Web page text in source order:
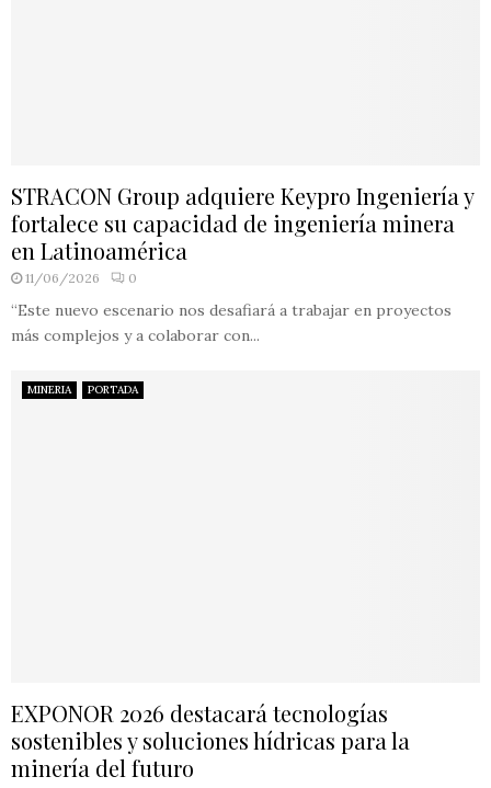
STRACON Group adquiere Keypro Ingeniería y
fortalece su capacidad de ingeniería minera
en Latinoamérica
11/06/2026 0
“Este nuevo escenario nos desafiará a trabajar en proyectos
más complejos y a colaborar con...
MINERIA PORTADA
EXPONOR 2026 destacará tecnologías
sostenibles y soluciones hídricas para la
minería del futuro